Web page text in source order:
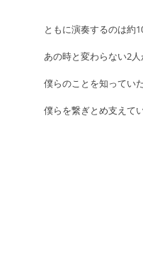
ともに演奏するのは約
あの時と変わらない2
僕らのことを知ってい
僕らを繋ぎとめ支えて